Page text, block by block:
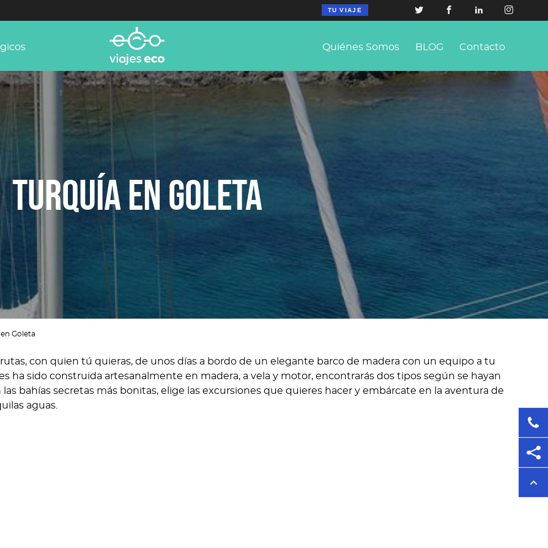
TU VIAJE
Quiénes Somos BLOG Contacto
TURQUÍA EN GOLETA
en Goleta
con quien tú quieras, de unos días a bordo de un elegante barco de madera con un equipo a tu
ha sido construida artesanalmente en madera, a vela y motor, encontrarás dos tipos según se hayan
bahías secretas más bonitas, elige las excursiones que quieres hacer y embárcate en la aventura de
aguas.